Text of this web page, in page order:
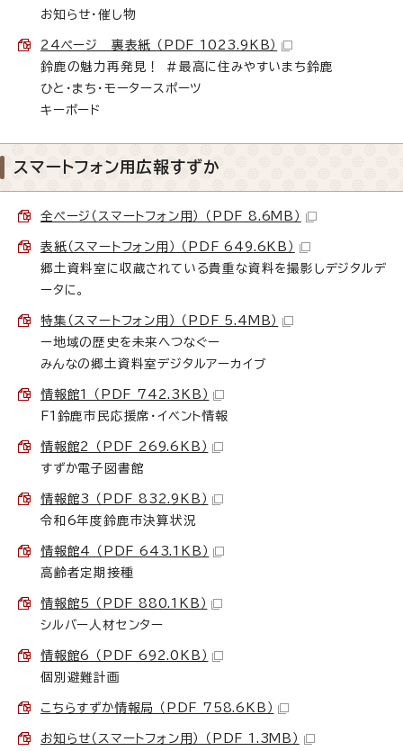
お知らせ・催し物
24ページ 裏表紙 （PDF 1023.9KB）
鈴鹿の魅力再発見！ ＃最高に住みやすいまち鈴鹿
ひと・まち・モータースポーツ
キーボード
スマートフォン用広報すずか
全ページ（スマートフォン用） （PDF 8.6MB）
表紙（スマートフォン用） （PDF 649.6KB）
郷土資料室に収蔵されている貴重な資料を撮影しデジタルデ
ータに。
特集（スマートフォン用） （PDF 5.4MB）
ー地域の歴史を未来へつなぐー
みんなの郷土資料室デジタルアーカイブ
情報館1 （PDF 742.3KB）
F1鈴鹿市民応援席・イベント情報
情報館2 （PDF 269.6KB）
すずか電子図書館
情報館3 （PDF 832.9KB）
令和6年度鈴鹿市決算状況
情報館4 （PDF 643.1KB）
高齢者定期接種
情報館5 （PDF 880.1KB）
シルバー人材センター
情報館6 （PDF 692.0KB）
個別避難計画
こちらすずか情報局 （PDF 758.6KB）
お知らせ（スマートフォン用） （PDF 1.3MB）